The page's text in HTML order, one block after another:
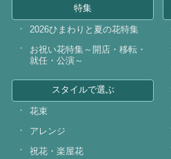
特集
2026ひまわりと夏の花特集
お祝い花特集～開店・移転・
就任・公演～
スタイルで選ぶ
花束
アレンジ
祝花・楽屋花